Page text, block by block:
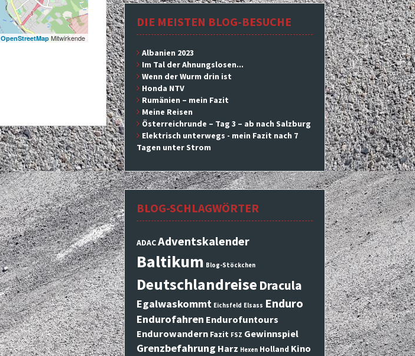
OpenStreetMap Mitwirkende
DIE MEISTEN BLOG-BESUCHE
Albanien 2023
Im Tal der Ahnungslosen...
Wenn der Wurm drin ist
Honda NTV
Rumänien – mein Fazit
Meine Reisen
Österreichrunde – Tag 3 – ab nach Salzburg
Elektrisch unterwegs - mein Fazit nach 7
Tagen unter Strom
BLOG-SCHLAGWÖRTER
ADACAdventskalender
Baltikum Blog-Stöckchen
Deutschlandreise Dracula
Egalwaskommt Eichsfeld Elsass Enduro
Endurofahren Endurofuntours
Endurowandern Fazit FSZ Gewinnspiel
Grenzbefahrung Harz Hexen Holland Kino